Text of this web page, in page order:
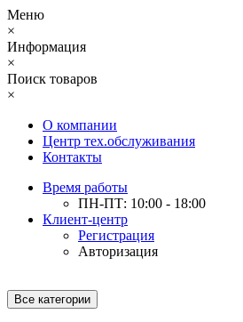
Меню
×
Информация
×
Поиск товаров
×
О компании
Центр тех.обслуживания
Контакты
Время работы
ПН-ПТ: 10:00 - 18:00
Клиент-центр
Регистрация
Авторизация
Все категории